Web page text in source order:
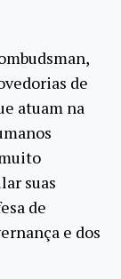
de
atuam na
suas
de
e dos